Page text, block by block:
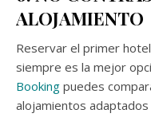
ALOJAMIENTO
Reservar el primer
siempre es la mejor
Booking puedes
alojamientos